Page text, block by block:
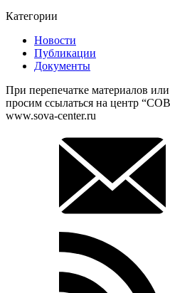
Категории
Новости
Публикации
Документы
При перепечатке материалов
просим ссылаться на центр
www.sova-center.ru